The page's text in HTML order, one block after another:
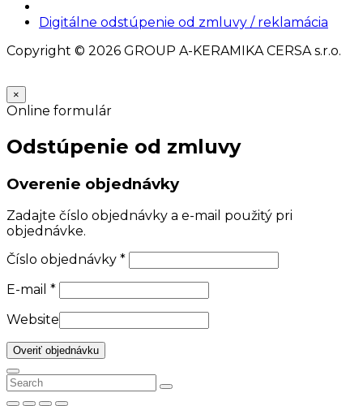
Digitálne odstúpenie od zmluvy / reklamácia
Copyright © 2026 GROUP A-KERAMIKA CERSA s.r.o.
×
Online formulár
Odstúpenie od zmluvy
Overenie objednávky
Zadajte číslo objednávky a e-mail použitý pri
objednávke.
Číslo objednávky *
E-mail *
Website
Overiť objednávku